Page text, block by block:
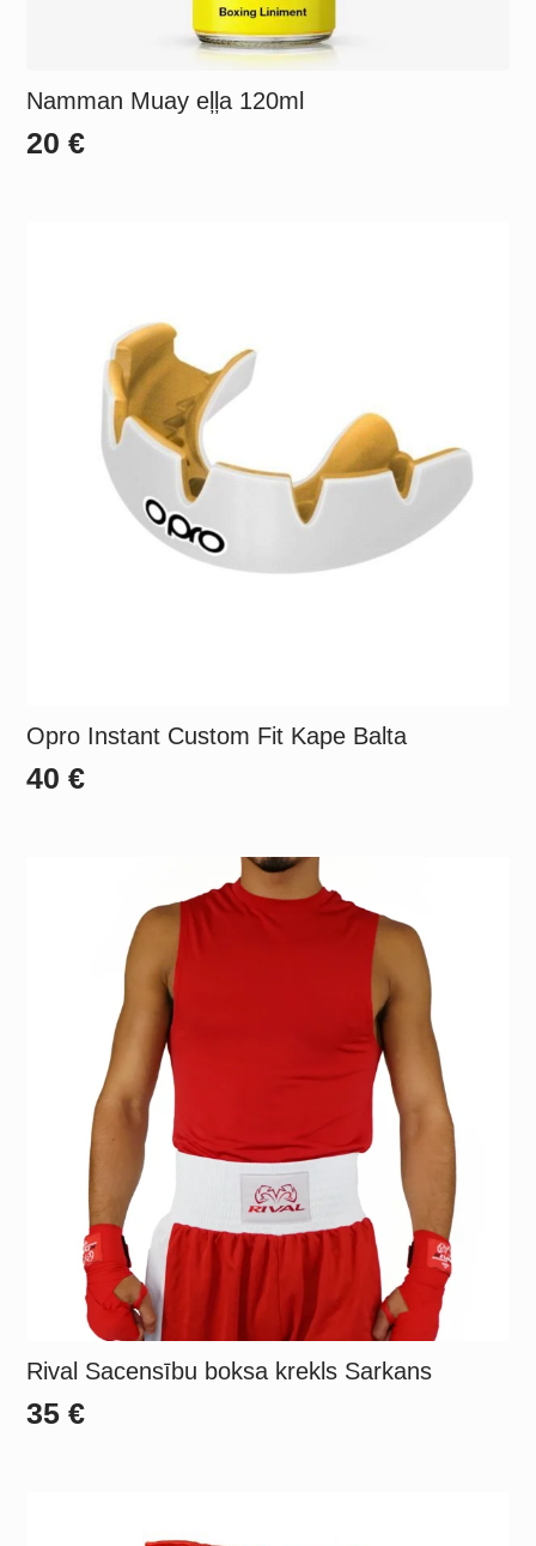
Namman Muay eļļa 120ml
20 €
Opro Instant Custom Fit Kape Balta
40 €
Rival Sacensību boksa krekls Sarkans
35 €